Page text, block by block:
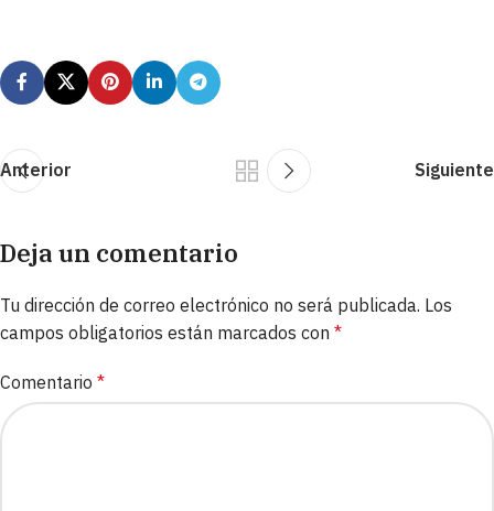
Anterior Siguiente
Deja un comentario
Tu dirección de correo electrónico no será publicada. Los
campos obligatorios están marcados con *
Comentario *